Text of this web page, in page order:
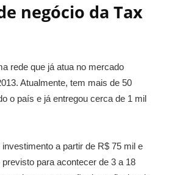
negócio da Tax
rede que já atua no mercado
Atualmente, tem mais de 50
o país e já entregou cerca de 1 mil
a partir de R$ 75 mil e
para acontecer de 3 a 18